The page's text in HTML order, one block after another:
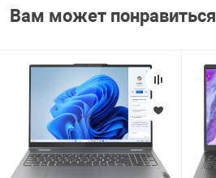
Вам может понравиться